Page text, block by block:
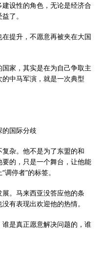
设性的角色，无论是经济合
了。
提升，不愿意再被夹在大国
家，其实是在为自己争取主
中马军演，就是一次典型
国际分歧
杂。他不是为了东盟的和
的，只是一个舞台，让他能
停者”的标签。
。马来西亚没答应他的条
有表现出欢迎他的热情。
是真正愿意解决问题的，谁